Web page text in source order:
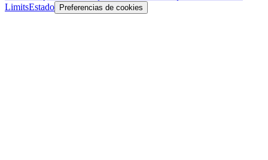
LimitsEstado Preferencias de cookies